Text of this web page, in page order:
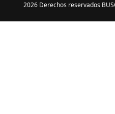
2026 Derechos reservados